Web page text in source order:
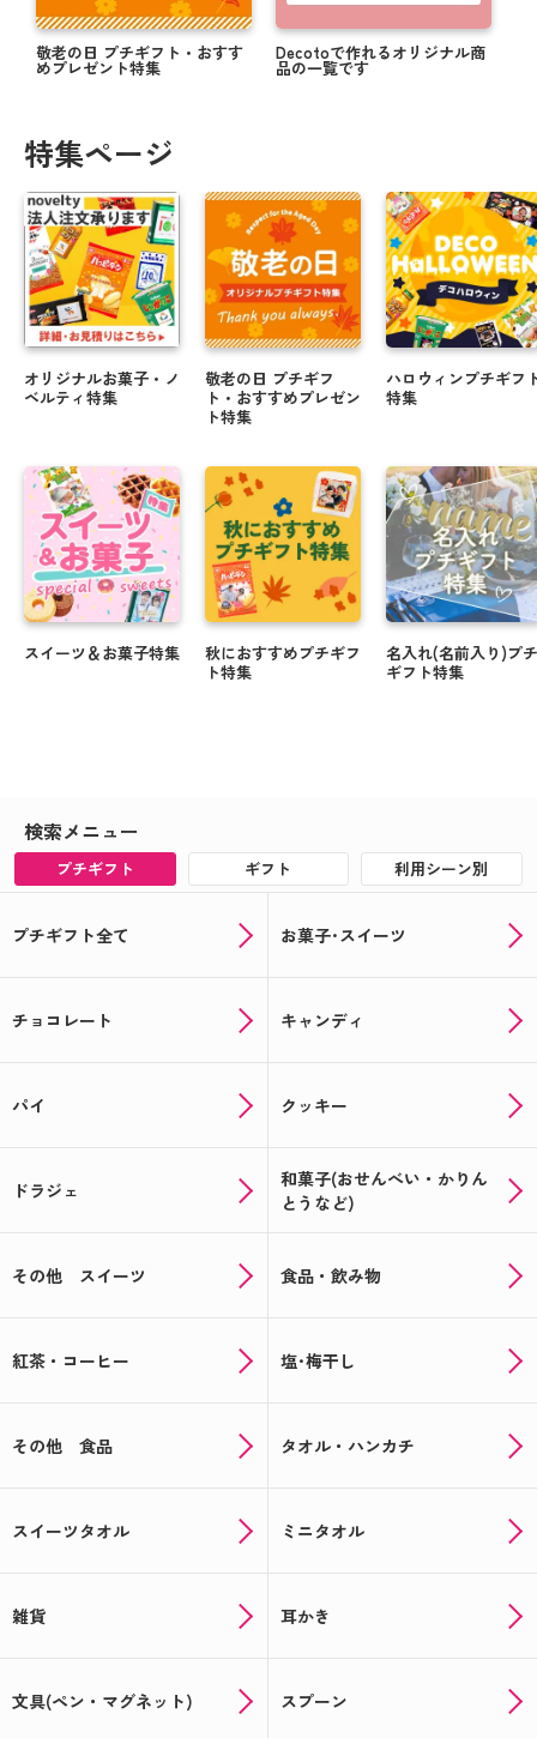
敬老の日 プチギフト・おすす
めプレゼント特集
Decotoで作れるオリジナル商
品の一覧です
特集ページ
オリジナルお菓子・ノ
ベルティ特集
スイーツ＆お菓子特集
敬老の日 プチギフ
ト・おすすめプレゼン
ト特集
秋におすすめプチギフ
ト特集
ハロウィンプチギフ
特集
名入れ(名前入り)プチ
ギフト特集
検索メニュー
プチギフト ギフト 利用シーン別
プチギフト全て お菓子･スイーツ
チョコレート キャンディ
パイ クッキー
ドラジェ
和菓子(おせんべい・かりん
とうなど)
その他 スイーツ 食品・飲み物
紅茶・コーヒー 塩･梅干し
その他 食品 タオル・ハンカチ
スイーツタオル ミニタオル
雑貨 耳かき
文具(ペン・マグネット) スプーン